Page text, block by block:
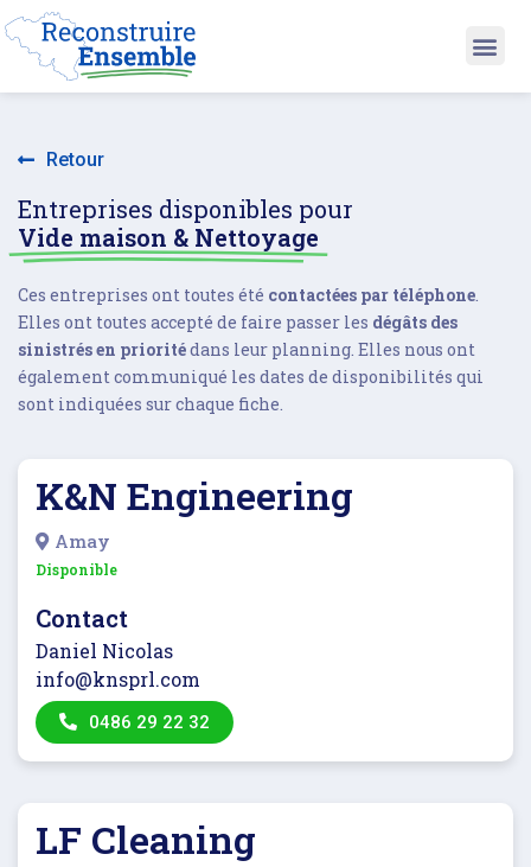
Retour
Entreprises disponibles pour
Vide maison & Nettoyage
Ces entreprises ont toutes été contactées par téléphone
Elles ont toutes accepté de faire passer les dégâts des
sinistrés en prioritédans leur planning. Elles nous ont
également communiqué les dates de disponibilités qui
sont indiquées sur chaque fiche.
K&N Engineering
Amay
Disponible
Contact
Daniel Nicolas
info@knsprl.com
0486 29 22 32
LF Cleaning